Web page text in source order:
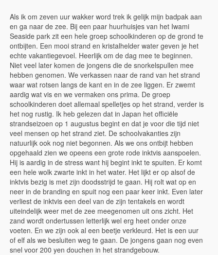
Als ik om zeven uur wakker word trek ik gelijk mijn badpak aan
en ga naar de zee. Bij een paar huurhuisjes van het Iwami
Seaside park zit een hele groep schoolkinderen op de grond te
ontbijten. Een mooi strand en kristalhelder water geven je het
echte vakantiegevoel. Heerlijk om de dag mee te beginnen.
Niet veel later komen de jongens die de snorkelspullen mee
hebben genomen. We verkassen naar de rand van het strand
waar wat rotsen langs de kant en in de zee liggen. Er zwemt
aardig wat vis en we vermaken ons prima. De groep
schoolkinderen doet allemaal spelletjes op het strand, verder is
het nog rustig. Ik heb gelezen dat in Japan het officiële
strandseizoen op 1 augustus begint en dat je voor die tijd niet
veel mensen op het strand ziet. De schoolvakanties zijn
natuurlijk ook nog niet begonnen. Als we ons ontbijt hebben
opgehaald zien we opeens een grote rode inktvis aanspoelen.
Hij is aardig in de stress want hij begint inkt te spuiten. Er komt
een hele wolk zwarte inkt in het water. Het lijkt er op alsof de
inktvis bezig is met zijn doodsstrijd te gaan. Hij rolt wat op en
neer in de branding en spuit nog een paar keer inkt. Even later
verliest de inktvis een deel van de zijn tentakels en wordt
uiteindelijk weer met de zee meegenomen uit ons zicht. Het
zand wordt ondertussen letterlijk wel erg heet onder onze
voeten. En we zijn ook al een beetje verkleurd. Het is een uur
of elf als we besluiten weg te gaan. De jongens gaan nog even
snel voor 200 yen douchen in het strandgebouw.